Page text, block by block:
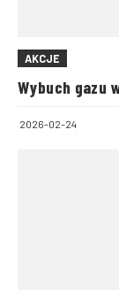
AKCJE
Wybuch gazu
2026-02-24